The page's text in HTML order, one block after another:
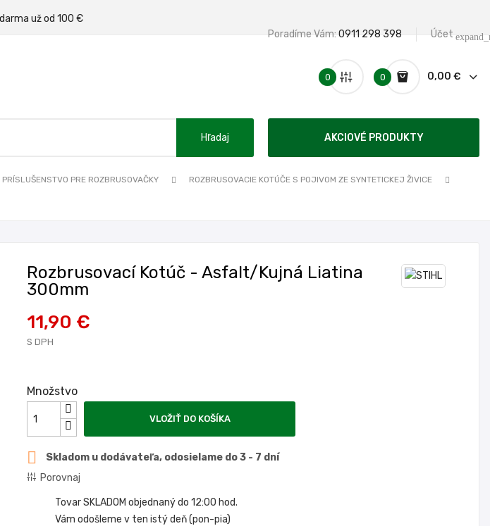
už od 100 €
Účet
Poradíme Vám: 0911 298 398
0 0,00 €
0
Hľadaj AKCIOVÉ PRODUKTY
PRÍSLUŠENSTVO PRE ROZBRUSOVAČKY
ROZBRUSOVACIE KOTÚČE S POJIVOM ZE SYNTETICKEJ ŽIVICE
Rozbrusovací Kotúč - Asfalt/kujná Liatina
300mm
11,90 €
S DPH
Množstvo
VLOŽIŤ DO KOŠÍKA

Skladom u dodávateľa, odosielame do 3 - 7 dní
Porovnaj
Tovar SKLADOM objednaný do 12:00 hod.
Vám odošleme v ten istý deň (pon-pia)